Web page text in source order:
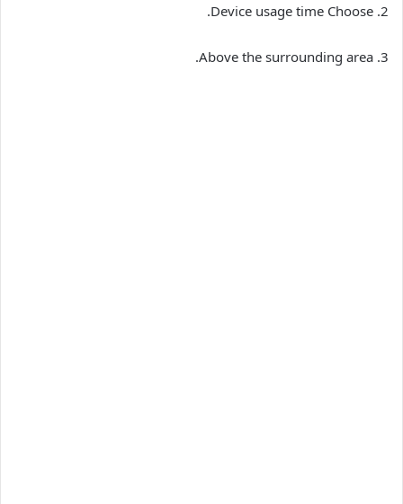
2. Choose
Device usage time
.
3. Above the surrounding area.